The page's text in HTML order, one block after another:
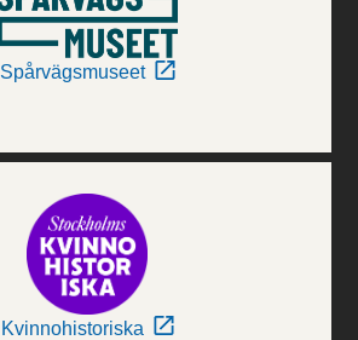
Spårvägsmuseet
Kvinnohistoriska